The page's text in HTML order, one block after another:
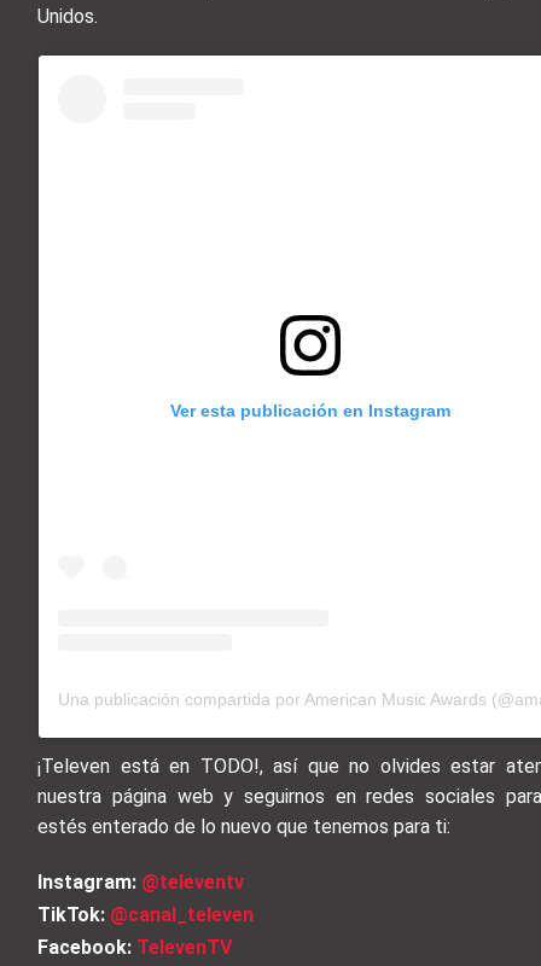
Unidos.
Ver esta publicación en Instagram
Una publicación compartida por American Music Awards
¡Televen está en TODO!, así que no olvides estar
nuestra página web y seguirnos en redes sociales
estés enterado de lo nuevo que tenemos para ti:
Instagram: @televentv
TikTok: @canal_televen
Facebook: TelevenTV